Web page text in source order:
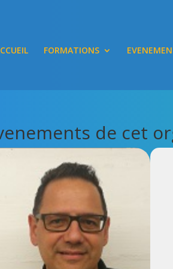
FORMATIONS
de cet